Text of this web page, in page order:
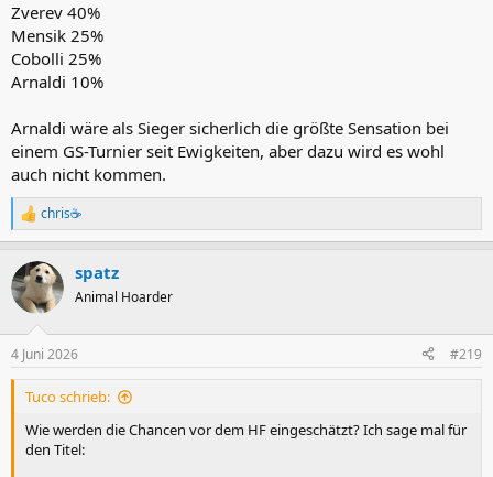
Zverev 40%
Mensik 25%
Cobolli 25%
Arnaldi 10%
Arnaldi wäre als Sieger sicherlich die größte Sensation bei
einem GS-Turnier seit Ewigkeiten, aber dazu wird es wohl
auch nicht kommen.
R
e
k
t
i
e
n
chris☕
spatz
Animal Hoarder
4 Juni 2026 #219
Tuco schrieb:
Wie werden die Chancen vor dem HF eingeschätzt? Ich sage mal für
den Titel: